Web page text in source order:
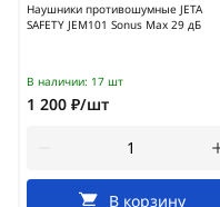
Наушники противошумные JETA
SAFETY JEM101 Sonus Max 29 дБ
В наличии: 17 шт
1 200 ₽/шт
В корзину